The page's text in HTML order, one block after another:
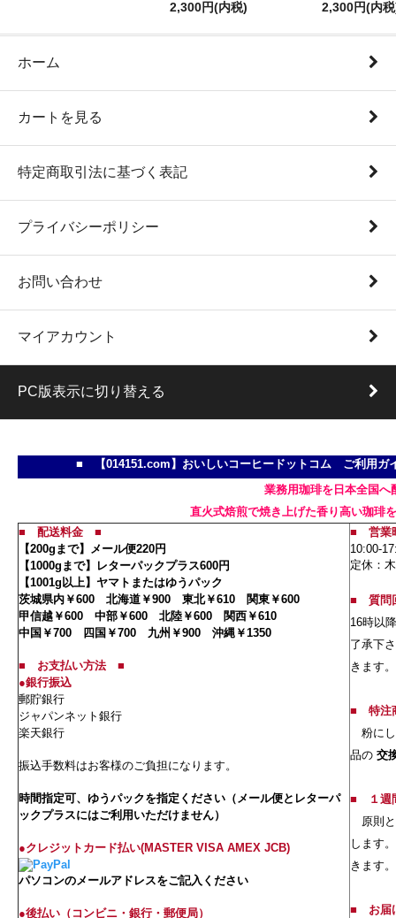
2,300円(内税)
2,300円(内
ホーム
カートを見る
特定商取引法に基づく表記
プライバシーポリシー
お問い合わせ
マイアカウント
PC版表示に切り替える
■ 【014151.com】おいしいコーヒードットコム ご利用
業務用珈琲を日本全国へ
直火式焙煎で焼き上げた香り高い珈琲
■ 配送料金 ■
【200gまで】メール便220円
【1000gまで】レターパックプラス600円
【1001g以上】ヤマトまたはゆうパック
茨城県内￥600 北海道￥900 東北￥610 関東￥600
甲信越￥600 中部￥600 北陸￥600 関西￥610
中国￥700 四国￥700 九州￥900 沖縄￥1350
■ お支払い方法■
●銀行振込
郵貯銀行
ジャパンネット銀行
楽天銀行
振込手数料はお客様のご負担になります。
時間指定可、ゆうパックを指定ください（メール便とレターパ
ックプラスにはご利用いただけません）
●クレジットカード払い(MASTER VISA AMEX JCB)
パソコンのメールアドレスをご記入ください
●後払い（コンビニ・銀行・郵便局）
■ 営業
10:00-
定休：
■ 質問
16時以
了承下
きます。
■ 特注
粉に
品の 交
■
１
原則
します
きます
■ お届